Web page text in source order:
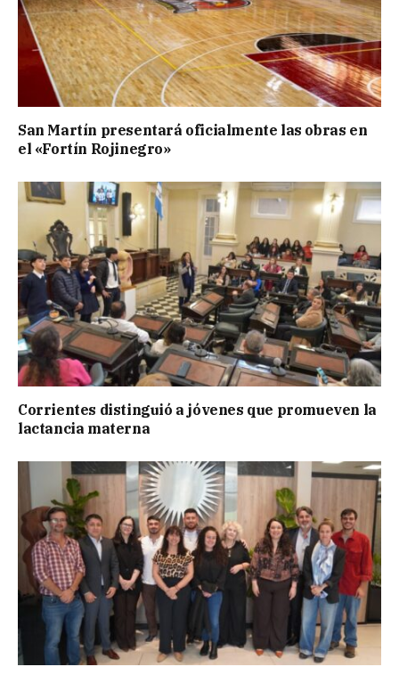
San Martín presentará oficialmente las obras en
el «Fortín Rojinegro»
Corrientes distinguió a jóvenes que promueven la
lactancia materna